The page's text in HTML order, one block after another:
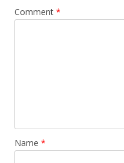
Comment *
Name *